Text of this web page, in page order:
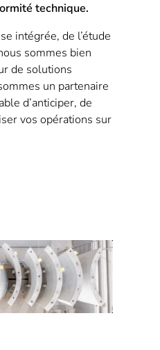
technique.
intégrée, de l’étude
sommes bien
de solutions
un partenaire
d’anticiper, de
vos opérations sur